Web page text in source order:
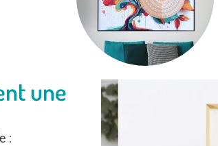
une
: